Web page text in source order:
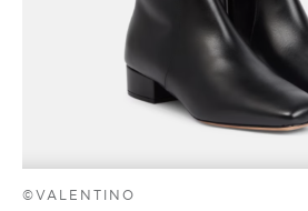
©VALENTINO